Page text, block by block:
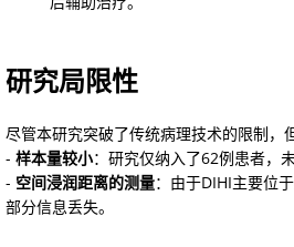
研究局限性
尽管本研究突破了传统病理技术的限制，
- 样本量较小：研究仅纳入了62例患者，
- 空间浸润距离的测量：由于DIHI主要位
部分信息丢失。